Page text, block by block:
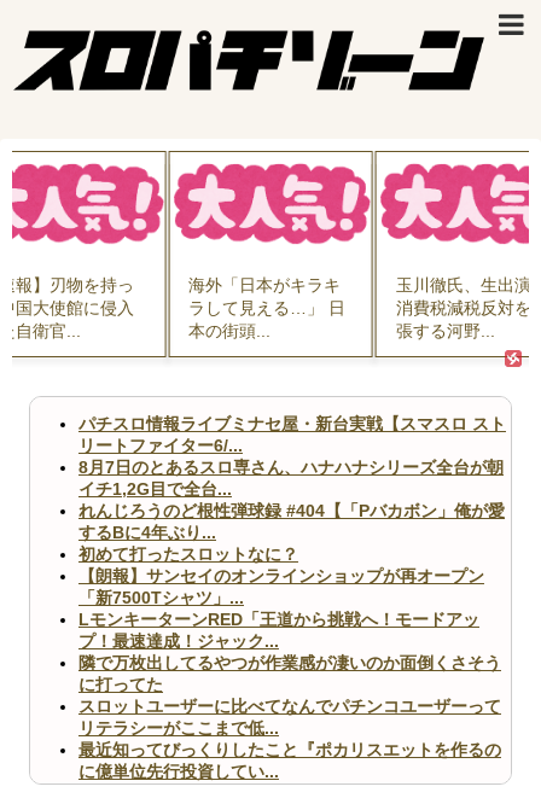
報】刃物を持っ
国大使館に侵入
自衛官...
海外「日本がキラキ
ラして見える…」 日
本の街頭...
玉川徹氏、生出演
消費税減税反対を
張する河野...
パチスロ情報ライブミナセ屋・新台実戦【スマスロ スト
リートファイター6/...
8月7日のとあるスロ専さん、ハナハナシリーズ全台が朝
イチ1,2G目で全台...
れんじろうのど根性弾球録 #404【「Pバカボン」俺が愛
するBに4年ぶり...
初めて打ったスロットなに？
【朗報】サンセイのオンラインショップが再オープン
「新7500Tシャツ」...
LモンキーターンRED「王道から挑戦へ！モードアッ
プ！最速達成！ジャック...
隣で万枚出してるやつが作業感が凄いのか面倒くさそう
に打ってた
スロットユーザーに比べてなんでパチンコユーザーって
リテラシーがここまで低...
最近知ってびっくりしたこと『ポカリスエットを作るの
に億単位先行投資してい...